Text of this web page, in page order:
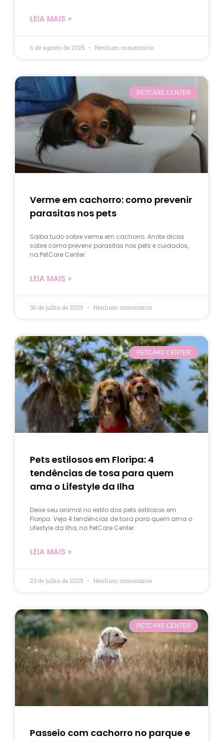
LEIA MAIS »
6 de agosto de 2025 Nenhum comentário
PETCARE CENTER
Verme em cachorro: como prevenir
parasitas nos pets
Saiba tudo sobre verme em cachorro. Anote dicas
sobre como prevenir parasitas nos pets e cuidados,
na PetCare Center.
LEIA MAIS »
30 de julho de 2025 Nenhum comentário
PETCARE CENTER
Pets estilosos em Floripa: 4
tendências de tosa para quem
ama o Lifestyle da Ilha
Deixe seu animal no estilo dos pets estilosos em
Floripa. Veja 4 tendências de tosa para quem ama o
Lifestyle da Ilha, na PetCare Center.
LEIA MAIS »
23 de julho de 2025 Nenhum comentário
PETCARE CENTER
Passeio com cachorro no parque e